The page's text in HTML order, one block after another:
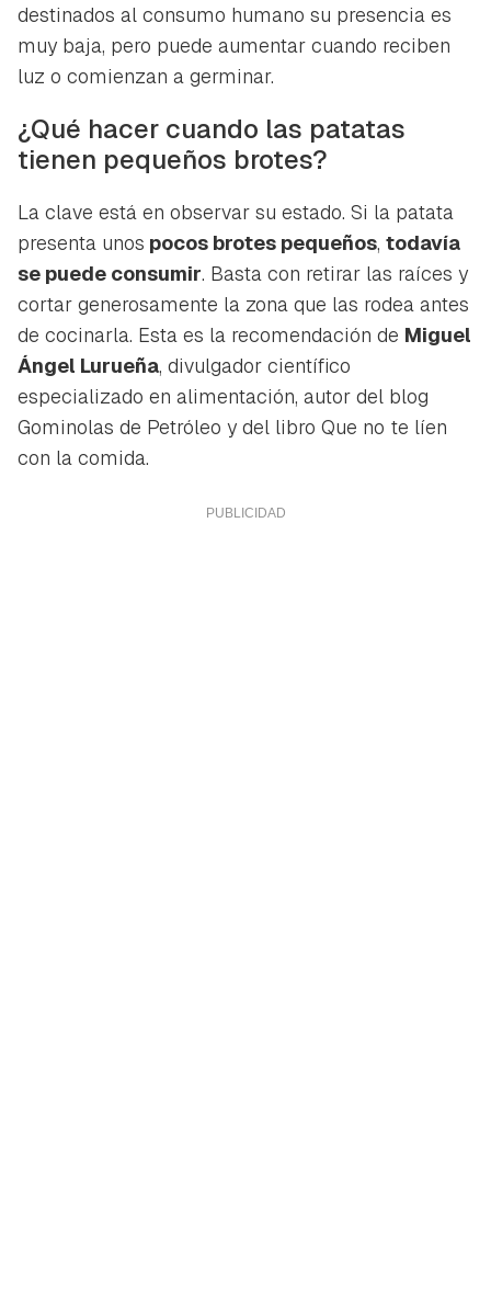
destinados al consumo humano su presencia es
muy baja, pero puede aumentar cuando reciben
luz o comienzan a germinar.
¿Qué hacer cuando las patatas
tienen pequeños brotes?
La clave está en observar su estado. Si la patata
presenta unos pocos brotes pequeños, todavía
se puede consumir. Basta con retirar las raíces y
cortar generosamente la zona que las rodea antes
de cocinarla. Esta es la recomendación de Miguel
Ángel Lurueña, divulgador científico
especializado en alimentación, autor del blog
Gominolas de Petróleo y del libro Que no te líen
con la comida.